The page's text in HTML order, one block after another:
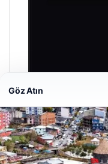
Prenses Night Club
29/04/2026
Göz Atın